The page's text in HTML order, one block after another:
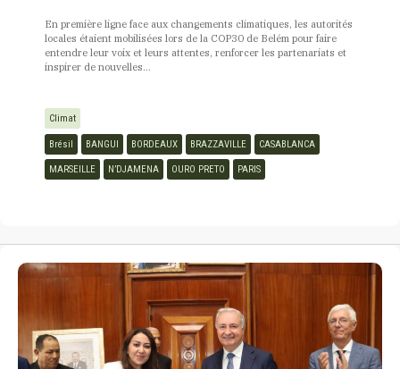
En première ligne face aux changements climatiques, les autorités
locales étaient mobilisées lors de la COP30 de Belém pour faire
entendre leur voix et leurs attentes, renforcer les partenariats et
inspirer de nouvelles...
Climat
Brésil BANGUI BORDEAUX BRAZZAVILLE CASABLANCA
MARSEILLE N’DJAMENA OURO PRETO PARIS